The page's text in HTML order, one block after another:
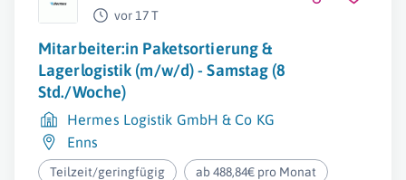
vor 17 T
Mitarbeiter:in Paketsortierung &
Lagerlogistik (m/w/d) - Samstag (8
Std./Woche)
Hermes Logistik GmbH & Co KG
Enns
Teilzeit/geringfügig ab 488,84€ pro Monat